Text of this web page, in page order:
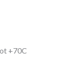
+70C